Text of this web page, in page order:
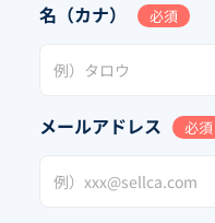
名（カナ） 必須
メールアドレス 必須